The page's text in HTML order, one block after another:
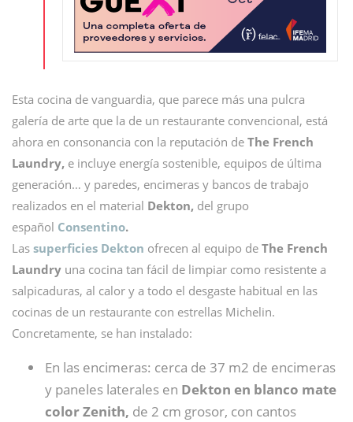
Esta cocina de vanguardia, que parece más una pulcra
galería de arte que la de un restaurante convencional, está
ahora en consonancia con la reputación de The French
Laundry, e incluye energía sostenible, equipos de última
generación… y paredes, encimeras y bancos de trabajo
realizados en el material Dekton, del grupo
español Consentino.
Las superficies Dekton ofrecen al equipo de The French
Laundry una cocina tan fácil de limpiar como resistente a
salpicaduras, al calor y a todo el desgaste habitual en las
cocinas de un restaurante con estrellas Michelin.
Concretamente, se han instalado:
En las encimeras: cerca de 37 m2 de encimeras
y paneles laterales en Dekton en blanco mate
color Zenith, de 2 cm grosor, con cantos